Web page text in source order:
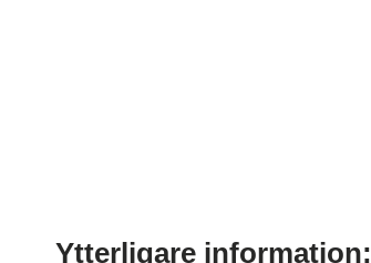
Ytterligare information: